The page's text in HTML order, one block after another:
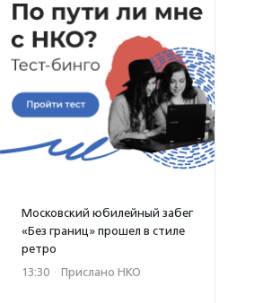
Московский юбилейный забег
«Без границ» прошел в стиле
ретро
13:30 · Прислано НКО